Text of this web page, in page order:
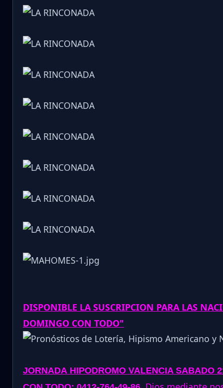
DISPONIBLE LA SUSCRIPCION PARA LAS
DOMINGO CON TODO"
JORNADA HIPODROMO VALENCIA SABADO